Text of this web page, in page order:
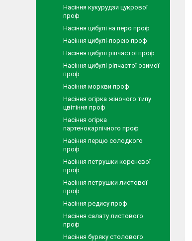
Насіння кукурудзи цукрової
проф
Насіння цибулі на перо проф
Насіння цибулі-порею проф
Насіння цибулі ріпчастої проф
Насіння цибулі ріпчастої озимої
проф
Насіння моркви проф
Насіння огірка жіночого типу
цвітіння проф
Насіння огірка
партенокарпічного проф
Насіння перцю солодкого
проф
Насіння петрушки кореневої
проф
Насіння петрушки листової
проф
Насіння редису проф
Насіння салату листового
проф
Насіння буряку столового